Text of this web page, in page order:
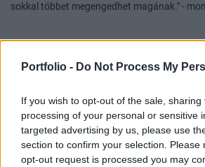
Portfolio - Do Not Process My
If you wish to opt-out of the sale,
processing of your personal or sensitive
targeted advertising by us, please use
section to confirm your selection. Please
opt-out request is processed you may
sokkal többet megengedhet magának." -